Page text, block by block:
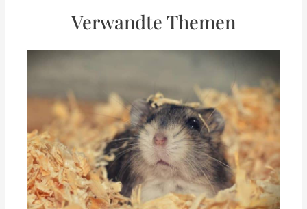
Verwandte Themen